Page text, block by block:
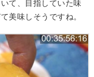
て、目指していた味
美味しそうですね。